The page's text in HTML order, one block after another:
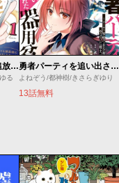
【パクパクですわ】追放されたお嬢様の『モンスターを食べるほど強くなる』スキルは、１食で１レベルアップする前代未聞の最強スキルでした。３日で人類最強になりましたわ～！
る
勇者パーティを追い出された器用貧乏 ～パーティ事情で付与術士をやっていた剣士、万能へと至る～
よねぞう/都神樹/きさらぎゆり
13話無料